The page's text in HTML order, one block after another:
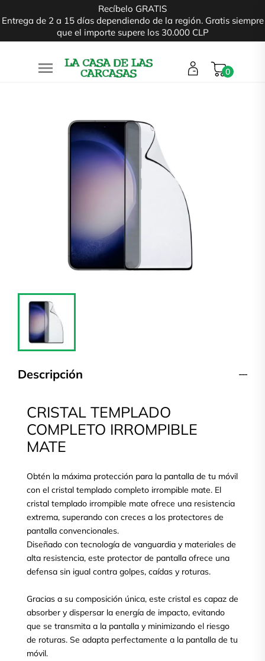
Recíbelo GRATIS
Entrega de 2 a 15 días dependiendo de la región. Gratis siempre
que el importe supere los 30.000 CLP
 0
Descripción
CRISTAL TEMPLADO
COMPLETO IRROMPIBLE
MATE
Obtén la máxima protección para la pantalla de tu móvil
con el cristal templado completo irrompible mate. El
cristal templado irrompible mate ofrece una resistencia
extrema, superando con creces a los protectores de
pantalla convencionales.
Diseñado con tecnología de vanguardia y materiales de
alta resistencia, este protector de pantalla ofrece una
defensa sin igual contra golpes, caídas y roturas.
Gracias a su composición única, este cristal es capaz de
absorber y dispersar la energía de impacto, evitando
que se transmita a la pantalla y minimizando el riesgo
de roturas. Se adapta perfectamente a la pantalla de tu
móvil.